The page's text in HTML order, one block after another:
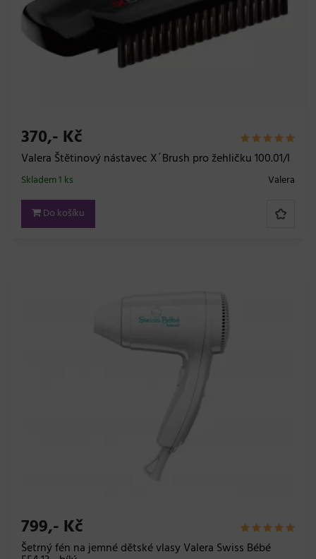
370,- Kč
Valera Štětinový nástavec X´Brush pro žehličku 100.01/I
Valera
Skladem 1 ks
Do košíku
799,- Kč
Šetrný fén na jemné dětské vlasy Valera Swiss Bébé